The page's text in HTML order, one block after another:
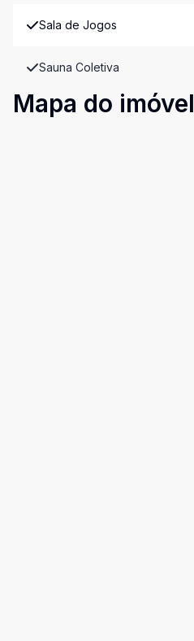
Sala de Jogos
Sauna Coletiva
Mapa do imóvel